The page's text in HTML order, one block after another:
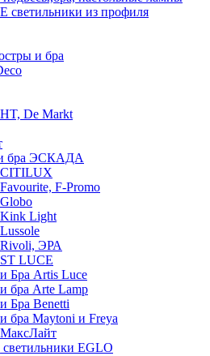
светильники из профиля
и бра
De Markt
бра ЭСКАДА
F-Promo
Light
ЭРА
LUCE
Бра Artis Luce
бра Arte Lamp
Бра Benetti
бра Maytoni и Freya
EGLO